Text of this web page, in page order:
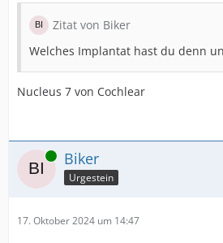
Zitat von Biker
Welches Implantat hast du denn
Nucleus 7 von Cochlear
Online Biker
Urgestein
17. Oktober 2024 um 14:47